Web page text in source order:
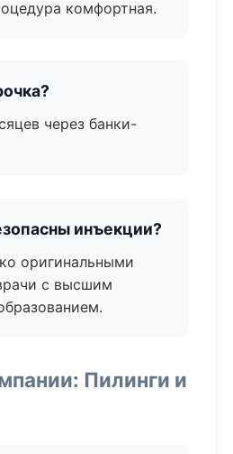
комфортная.
через банки-
инъекции?
оригинальными
с высшим
Пилинги и